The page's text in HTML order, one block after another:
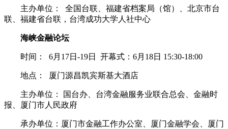
主办单位： 全国台联、福建省档案局（馆）、北京市台
联、福建省台联，台湾成功大学人社中心
海峡金融论坛
时间： 6月17日-19日 开幕式：6月18日 15:30-18:00
地点： 厦门源昌凯宾斯基大酒店
主办单位： 国台办、台湾金融服务业联合总会、金融时
报、厦门市人民政府
承办单位：厦门市金融工作办公室、厦门金融学会、厦门